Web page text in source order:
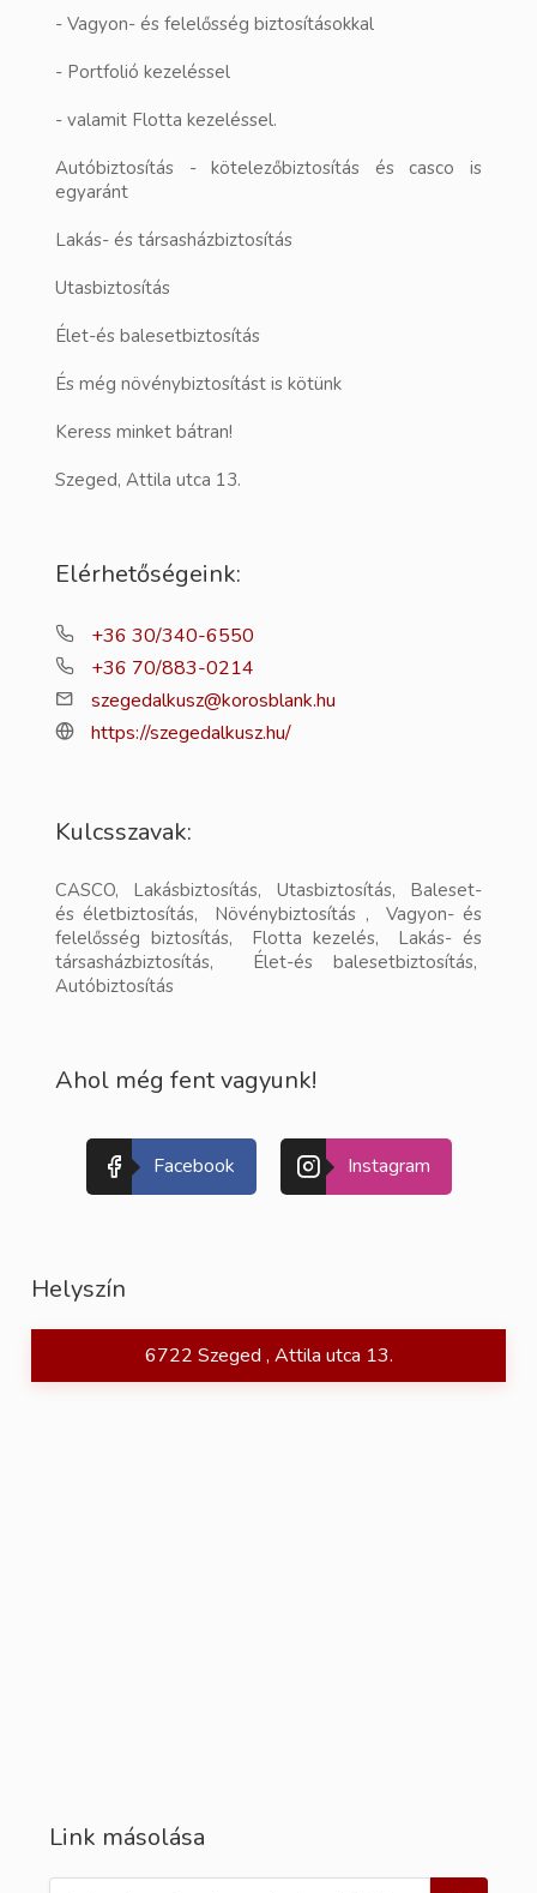
- Vagyon- és felelősség biztosításokkal
- Portfolió kezeléssel
- valamit Flotta kezeléssel.
Autóbiztosítás - kötelezőbiztosítás és casco is
egyaránt
Lakás- és társasházbiztosítás
Utasbiztosítás
Élet-és balesetbiztosítás
És még növénybiztosítást is kötünk
Keress minket bátran!
Szeged, Attila utca 13.
Elérhetőségeink:
+36 30/340-6550
+36 70/883-0214
szegedalkusz@korosblank.hu
https://szegedalkusz.hu/
Kulcsszavak:
CASCO, Lakásbiztosítás, Utasbiztosítás, Baleset-
és életbiztosítás, Növénybiztosítás , Vagyon- és
felelősség biztosítás, Flotta kezelés, Lakás- és
társasházbiztosítás, Élet-és balesetbiztosítás,
Autóbiztosítás
Ahol még fent vagyunk!
Facebook Instagram
Helyszín
6722 Szeged , Attila utca 13.
Link másolása